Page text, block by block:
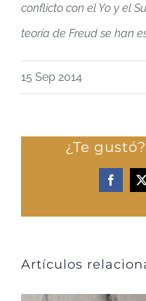
conflicto con el Yo y el
teoría de Freud se han
15 Sep 2014
¿Te
Artículos